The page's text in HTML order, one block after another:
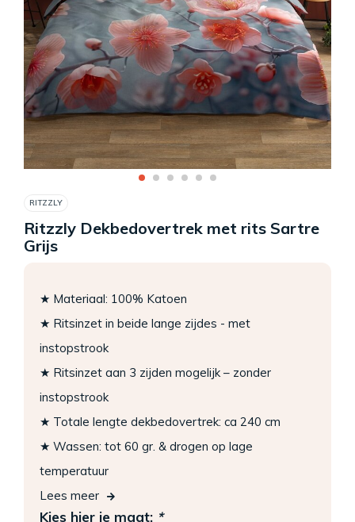
RITZZLY
Ritzzly Dekbedovertrek met rits Sartre
Grijs
★ Materiaal: 100% Katoen
★ Ritsinzet in beide lange zijdes - met
instopstrook
★ Ritsinzet aan 3 zijden mogelijk – zonder
instopstrook
★ Totale lengte dekbedovertrek: ca 240 cm
★ Wassen: tot 60 gr. & drogen op lage
temperatuur
Lees meer
Kies hier je maat: *